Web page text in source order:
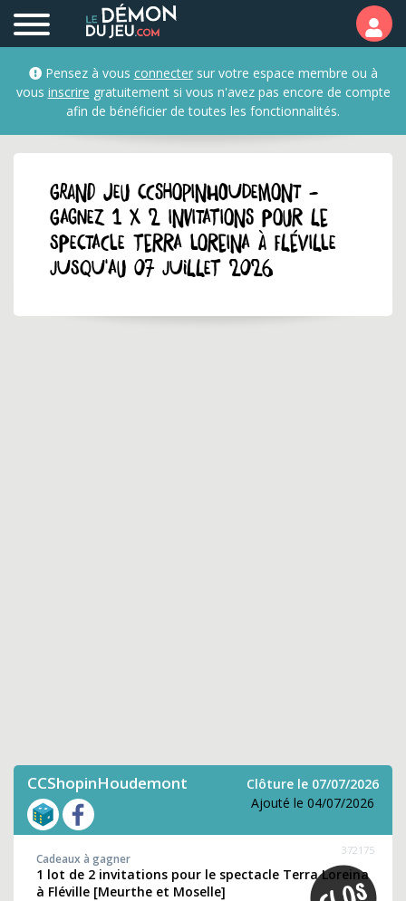
Pensez à vous connectersur votre espace membre ou à
vous inscrire gratuitement si vous n'avez pas encore de compte
afin de bénéficier de toutes les fonctionnalités.
GRAND JEU CCShopinHoudemont -
Gagnez 1 x 2 invitations pour le
spectacle Terra Loreina à Fléville
jusqu'au 07 juillet 2026
CCShopinHoudemont
Clôture le 07/07/2026
Ajouté le 04/07/2026
372175
Cadeaux à gagner
1 lot de 2 invitations pour le spectacle Terra Loreina
à Fléville [Meurthe et Moselle]